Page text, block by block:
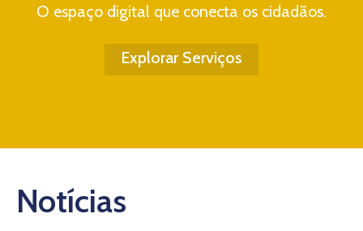
O espaço digital que conecta os cidadãos.
Explorar Serviços
Notícias